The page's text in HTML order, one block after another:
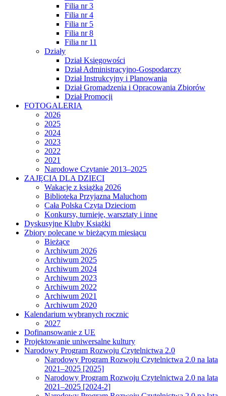
Filia nr 3
Filia nr 4
Filia nr 5
Filia nr 8
Filia nr 11
Działy
Dział Księgowości
Dział Administracyjno-Gospodarczy
Dział Instrukcyjny i Planowania
Dział Gromadzenia i Opracowania Zbiorów
Dział Promocji
FOTOGALERIA
2026
2025
2024
2023
2022
2021
Narodowe Czytanie 2013–2025
ZAJĘCIA DLA DZIECI
Wakacje z książką 2026
Biblioteka Przyjazna Maluchom
Cała Polska Czyta Dzieciom
Konkursy, turnieje, warsztaty i inne
Dyskusyjne Kluby Książki
Zbiory polecane w bieżącym miesiącu
Bieżące
Archiwum 2026
Archiwum 2025
Archiwum 2024
Archiwum 2023
Archiwum 2022
Archiwum 2021
Archiwum 2020
Kalendarium wybranych rocznic
2027
Dofinansowanie z UE
Projektowanie uniwersalne kultury
Narodowy Program Rozwoju Czytelnictwa 2.0
Narodowy Program Rozwoju Czytelnictwa 2.0 na lata
2021–2025 [2025]
Narodowy Program Rozwoju Czytelnictwa 2.0 na lata
2021–2025 [2024-2]